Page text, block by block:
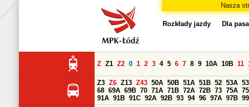
Nasza
Rozkłady jazdy Dla
Z Z1 Z2 0 1 2 3 4 5 6 7 8 9 10A 10B 11
Z3 Z6 Z13 Z43 50A 50B 51A 51B 52 53A
68 69A 69B 70 71A 71B 72A 72B 73 75A
91A 91B 91C 92A 92B 93 94 96 97A 97B 99